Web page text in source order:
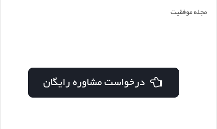
مجله موفقیت
درخواست مشاوره رایگان